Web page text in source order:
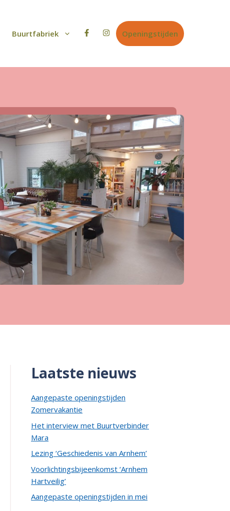
Buurtfabriek Openingstijden
Laatste nieuws
Aangepaste openingstijden
Zomervakantie
Het interview met Buurtverbinder
Mara
Lezing ‘Geschiedenis van Arnhem’
Voorlichtingsbijeenkomst ‘Arnhem
Hartveilig’
Aangepaste openingstijden in mei